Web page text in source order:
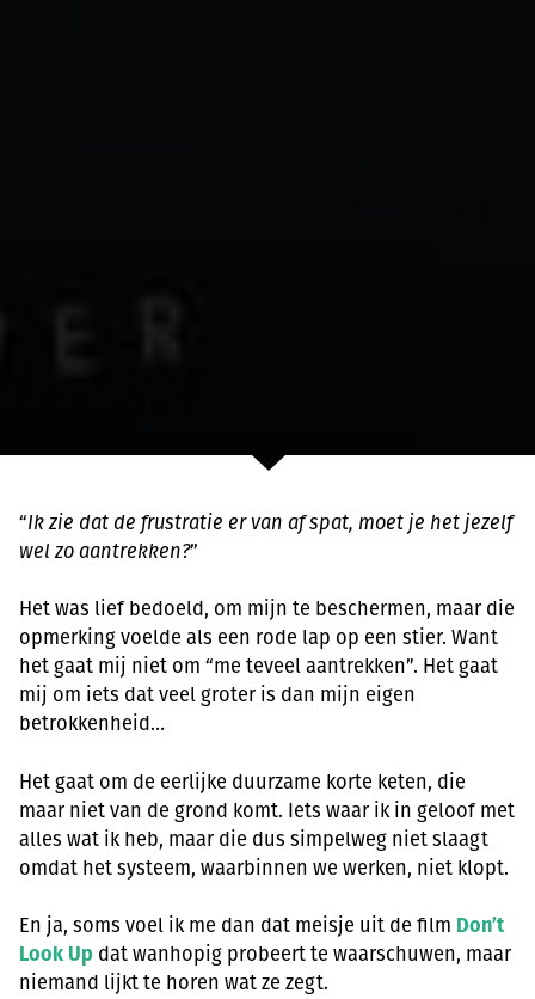
“Ik zie dat de frustratie er van af spat, moet je het jezelf
wel zo aantrekken?”
Het was lief bedoeld, om mijn te beschermen, maar die
opmerking voelde als een rode lap op een stier. Want
het gaat mij niet om “me teveel aantrekken”. Het gaat
mij om iets dat veel groter is dan mijn eigen
betrokkenheid…
Het gaat om de eerlijke duurzame korte keten, die
maar niet van de grond komt. Iets waar ik in geloof met
alles wat ik heb, maar die dus simpelweg niet slaagt
omdat het systeem, waarbinnen we werken, niet klopt.
En ja, soms voel ik me dan dat meisje uit de film Don’t
Look Up dat wanhopig probeert te waarschuwen, maar
niemand lijkt te horen wat ze zegt.